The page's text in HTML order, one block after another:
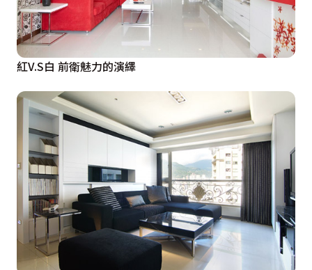
紅V.S白 前衛魅力的演繹